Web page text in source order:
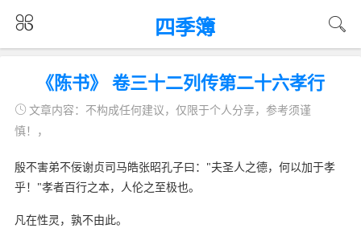
四季簿
《陈书》 卷三十二列传第二十六孝行
文章内容：不构成任何建议，仅限于个人分享，参考须谨
慎！，
殷不害弟不佞谢贞司马皓张昭孔子曰："夫圣人之德，何以加于孝
乎！"孝者百行之本，人伦之至极也。
凡在性灵，孰不由此。